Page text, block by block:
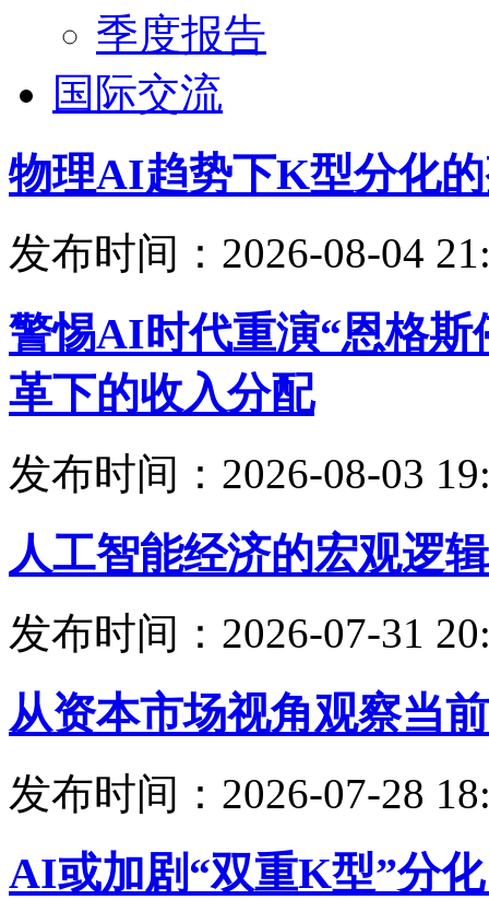
季度报告
国际交流
物理AI趋势下K型分化
发布时间：2026-08-04
警惕AI时代重演“恩格
革下的收入分配
发布时间：2026-08-03
人工智能经济的宏观逻
发布时间：2026-07-31
从资本市场视角观察当
发布时间：2026-07-28
AI或加剧“双重K型”分